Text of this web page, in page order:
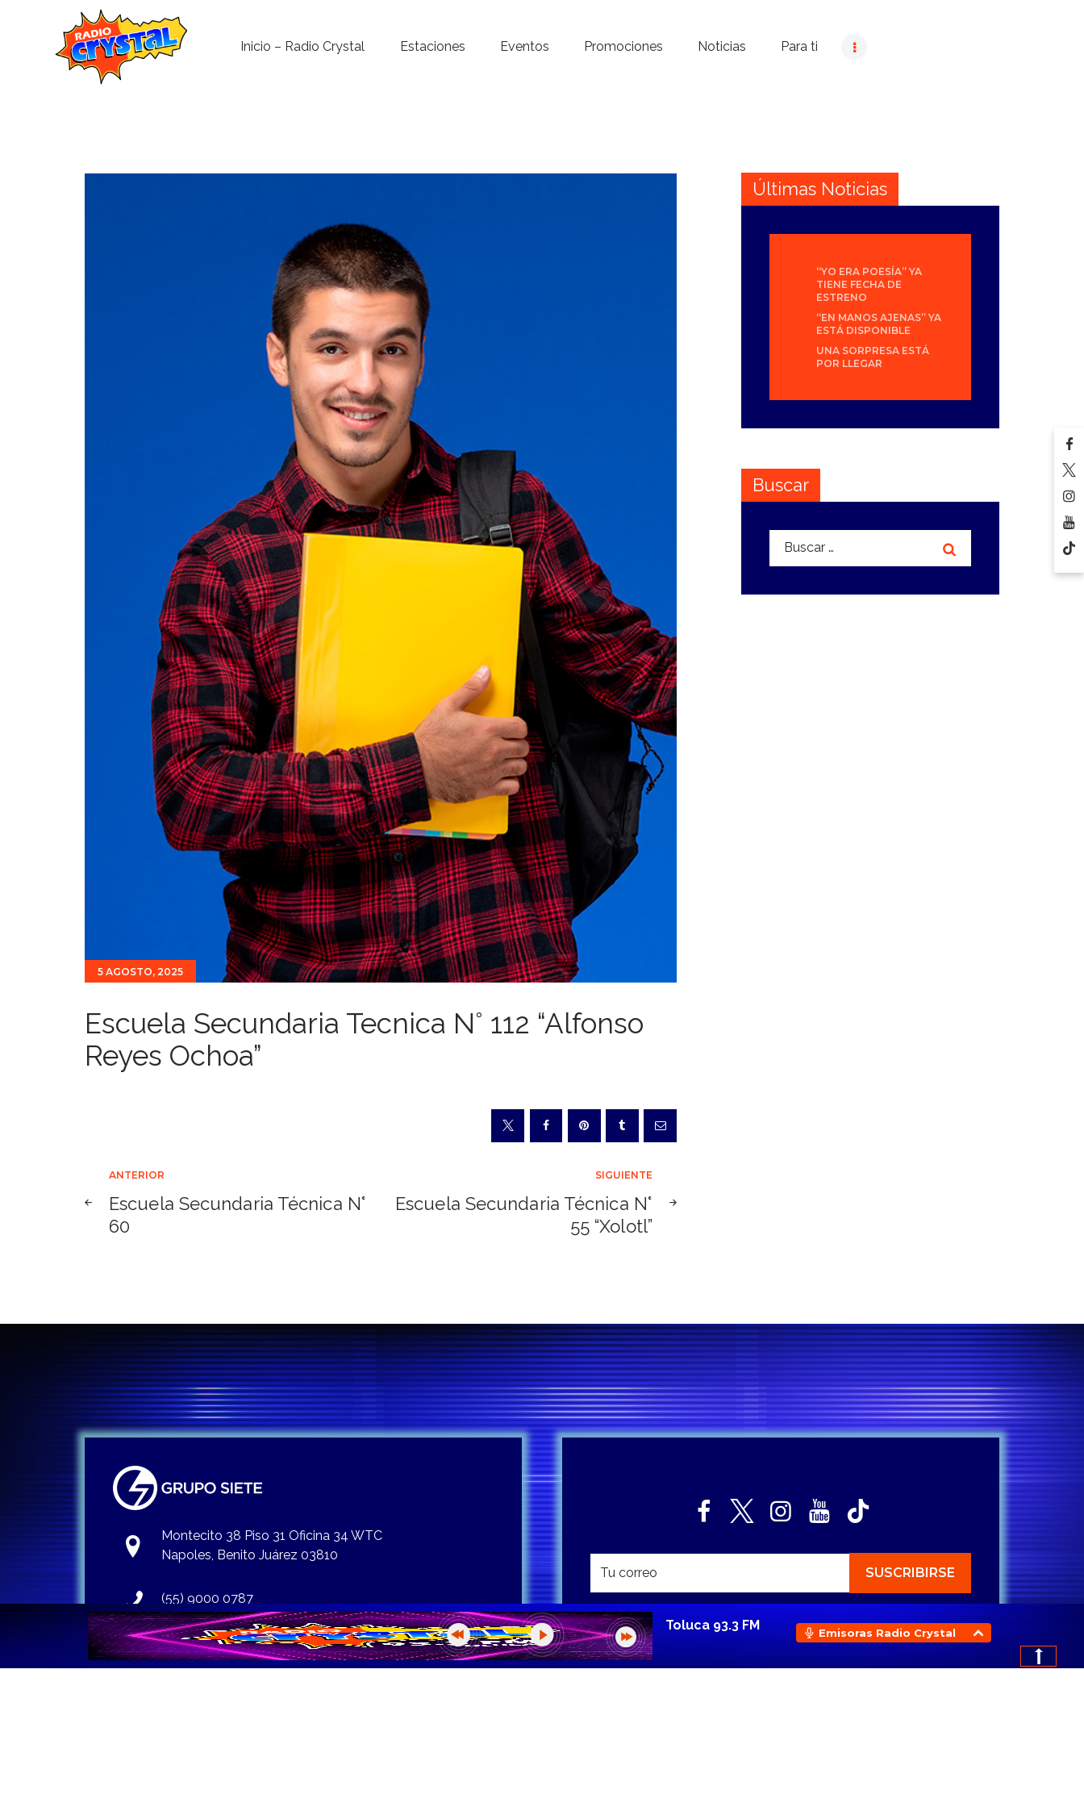
Inicio – Radio Crystal Estaciones Eventos Promociones Noticias Para ti
Para ti
Contacto
5 AGOSTO, 2025
Escuela Secundaria Tecnica N° 112 “Alfonso
Reyes Ochoa”
Navegación
de
ANTERIOR
Escuela Secundaria Técnica N°
60
SIGUIENTE
Escuela Secundaria Técnica N°
55 “Xolotl”
Últimas Noticias
“YO ERA POESÍA” YA
TIENE FECHA DE
ESTRENO
“EN MANOS AJENAS” YA
ESTÁ DISPONIBLE
UNA SORPRESA ESTÁ
POR LLEGAR
Buscar
Buscar:
Montecito 38 Piso 31 Oficina 34 WTC
Napoles, Benito Juárez 03810
(55) 9000 0787
info@gruposiete.com.mx
Emisoras Radio Crystal
Toluca 93.3 FM